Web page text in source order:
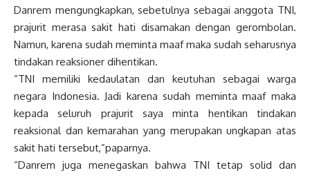
Danrem mengungkapkan, sebetulnya sebagai anggota TNI,
prajurit merasa sakit hati disamakan dengan gerombolan.
Namun, karena sudah meminta maaf maka sudah seharusnya
tindakan reaksioner dihentikan.
“TNI memiliki kedaulatan dan keutuhan sebagai warga
negara Indonesia. Jadi karena sudah meminta maaf maka
kepada seluruh prajurit saya minta hentikan tindakan
reaksional dan kemarahan yang merupakan ungkapan atas
sakit hati tersebut,”paparnya.
“Danrem juga menegaskan bahwa TNI tetap solid dan